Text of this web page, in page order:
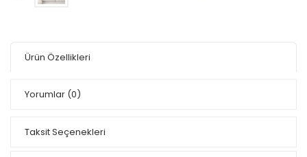
Ürün Özellikleri
Yorumlar (0)
Taksit Seçenekleri